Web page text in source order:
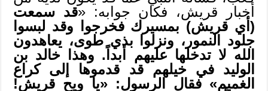
أخبار قريش، فكان جوابه: «قد سمعت
(أي قريش) بمسيرك فخرجوا وقد لبسوا
جلود النمور، ونزلوا بذي طوى، يعاهدون
الله لا تدخلها عليهم أبداً. وهذا خالد بن
الوليد في خيلهم قد قدموها إلى كراع
الغميم» فقال الرسول: «يا ويح قريش!